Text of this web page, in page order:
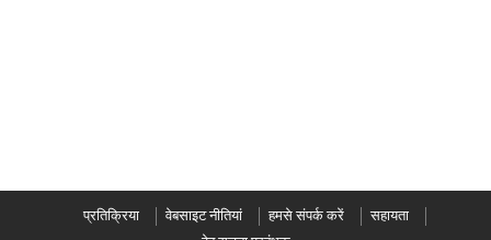
प्रतिक्रिया वेबसाइट नीतियां हमसे संपर्क करें
सहायता